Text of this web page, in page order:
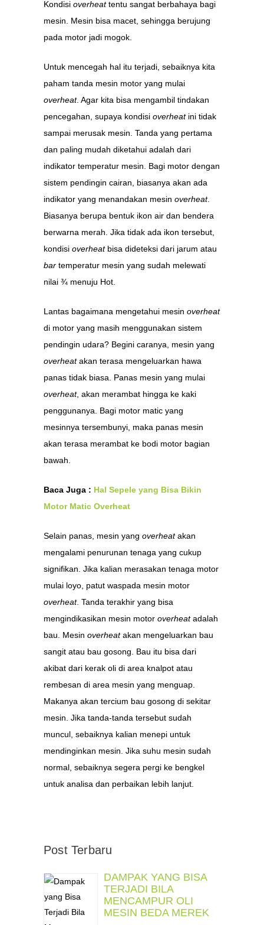
Kondisi overheattentu sangat berbahaya bagi
mesin. Mesin bisa macet, sehingga berujung
pada motor jadi mogok.
Untuk mencegah hal itu terjadi, sebaiknya kita
paham tanda mesin motor yang mulai
overheat. Agar kita bisa mengambil tindakan
pencegahan, supaya kondisi overheatini tidak
sampai merusak mesin. Tanda yang pertama
dan paling mudah diketahui adalah dari
indikator temperatur mesin. Bagi motor dengan
sistem pendingin cairan, biasanya akan ada
indikator yang menandakan mesin overheat.
Biasanya berupa bentuk ikon air dan bendera
berwarna merah. Jika tidak ada ikon tersebut,
kondisi overheatbisa dideteksi dari jarum atau
bar temperatur mesin yang sudah melewati
nilai ¾ menuju Hot.
Lantas bagaimana mengetahui mesin overheat
di motor yang masih menggunakan sistem
pendingin udara? Begini caranya, mesin yang
overheatakan terasa mengeluarkan hawa
panas tidak biasa. Panas mesin yang mulai
overheat, akan merambat hingga ke kaki
penggunanya. Bagi motor matic yang
mesinnya tersembunyi, maka panas mesin
akan terasa merambat ke bodi motor bagian
bawah.
Baca Juga : Hal Sepele yang Bisa Bikin
Motor Matic Overheat
Selain panas, mesin yang overheatakan
mengalami penurunan tenaga yang cukup
signifikan. Jika kalian merasakan tenaga motor
mulai loyo, patut waspada mesin motor
overheat. Tanda terakhir yang bisa
mengindikasikan mesin motor overheatadalah
bau. Mesin overheatakan mengeluarkan bau
sangit atau bau gosong. Bau itu bisa dari
akibat dari kerak oli di area knalpot atau
rembesan di area mesin yang menguap.
Makanya akan tercium bau gosong di sekitar
mesin. Jika tanda-tanda tersebut sudah
muncul, sebaiknya kalian menepi untuk
mendinginkan mesin. Jika suhu mesin sudah
normal, sebaiknya segera pergi ke bengkel
untuk analisa dan perbaikan lebih lanjut.
Post Terbaru
DAMPAK YANG BISA
TERJADI BILA
MENCAMPUR OLI
MESIN BEDA MEREK